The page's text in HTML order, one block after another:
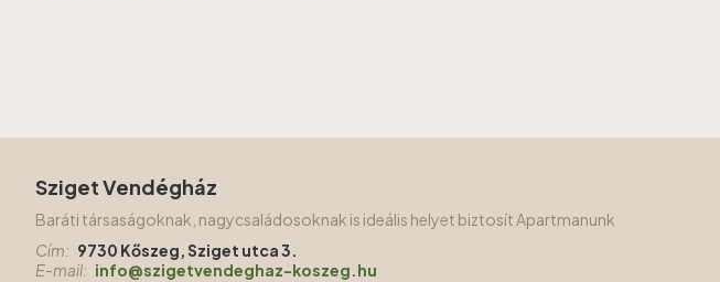
Sziget Vendégház
Baráti társaságoknak, nagycsaládosoknak is ideális helyet biztosít Apartmanunk
Cím: 9730 Kőszeg, Sziget utca 3.
E-mail: info@szigetvendeghaz-koszeg.hu